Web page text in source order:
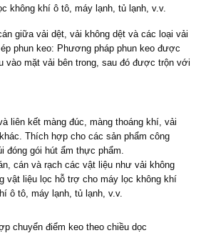
không khí ô tô, máy lạnh, tủ lạnh, v.v.
giữa vải dệt, vải không dệt và các loại vải
phun keo: Phương pháp phun keo được
vào mặt vải bên trong, sau đó được trộn với
liên kết màng đúc, màng thoáng khí, vải
Thích hợp cho các sản phẩm công
đóng gói hút ẩm thực phẩm.
cán và rạch các vật liệu như vải không
vật liệu lọc hỗ trợ cho máy lọc không khí
ô tô, máy lạnh, tủ lạnh, v.v.
chuyển điểm keo theo chiều dọc